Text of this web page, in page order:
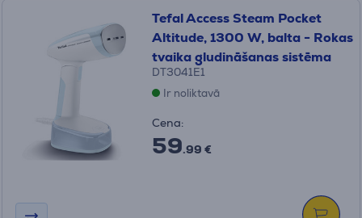
Tefal Access Steam Pocket
Altitude, 1300 W, balta - Rokas
tvaika gludināšanas sistēma
DT3041E1
Ir noliktavā
Cena:
59.99 €